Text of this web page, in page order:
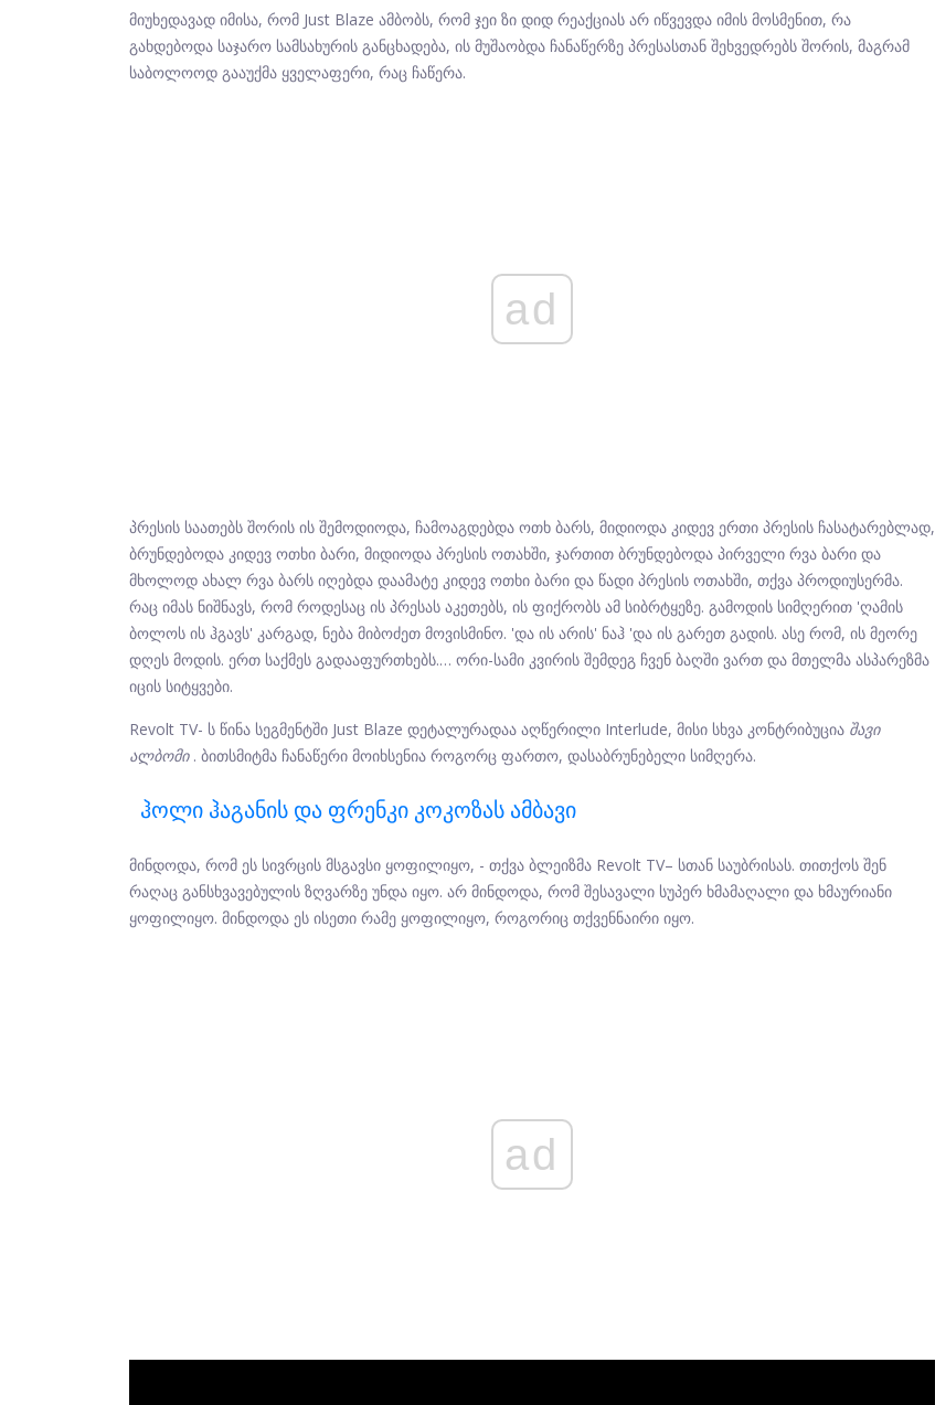
მიუხედავად იმისა, რომ Just Blaze ამბობს, რომ ჯეი ზი დიდ რეაქციას არ იწვევდა იმის მოსმენით, რა
გახდებოდა საჯარო სამსახურის განცხადება, ის მუშაობდა ჩანაწერზე პრესასთან შეხვედრებს შორის, მაგრამ
საბოლოოდ გააუქმა ყველაფერი, რაც ჩაწერა.
ad
პრესის საათებს შორის ის შემოდიოდა, ჩამოაგდებდა ოთხ ბარს, მიდიოდა კიდევ ერთი პრესის ჩასატარებლად,
ბრუნდებოდა კიდევ ოთხი ბარი, მიდიოდა პრესის ოთახში, ჯართით ბრუნდებოდა პირველი რვა ბარი და
მხოლოდ ახალ რვა ბარს იღებდა დაამატე კიდევ ოთხი ბარი და წადი პრესის ოთახში, თქვა პროდიუსერმა.
რაც იმას ნიშნავს, რომ როდესაც ის პრესას აკეთებს, ის ფიქრობს ამ სიბრტყეზე. გამოდის სიმღერით 'ღამის
ბოლოს ის ჰგავს' კარგად, ნება მიბოძეთ მოვისმინო. 'და ის არის' ნაჰ 'და ის გარეთ გადის. ასე რომ, ის მეორე
დღეს მოდის. ერთ საქმეს გადააფურთხებს.… ორი-სამი კვირის შემდეგ ჩვენ ბაღში ვართ და მთელმა ასპარეზმა
იცის სიტყვები.
Revolt TV- ს წინა სეგმენტში Just Blaze დეტალურადაა აღწერილი Interlude, მისი სხვა კონტრიბუცია შავი
ალბომი. ბითსმიტმა ჩანაწერი მოიხსენია როგორც ფართო, დასაბრუნებელი სიმღერა.
Ჰოლი Ჰაგანის Და Ფრენკი Კოკოზას Ამბავი
მინდოდა, რომ ეს სივრცის მსგავსი ყოფილიყო, - თქვა ბლეიზმა Revolt TV– სთან საუბრისას. თითქოს შენ
რაღაც განსხვავებულის ზღვარზე უნდა იყო. არ მინდოდა, რომ შესავალი სუპერ ხმამაღალი და ხმაურიანი
ყოფილიყო. მინდოდა ეს ისეთი რამე ყოფილიყო, როგორიც თქვენნაირი იყო.
ad